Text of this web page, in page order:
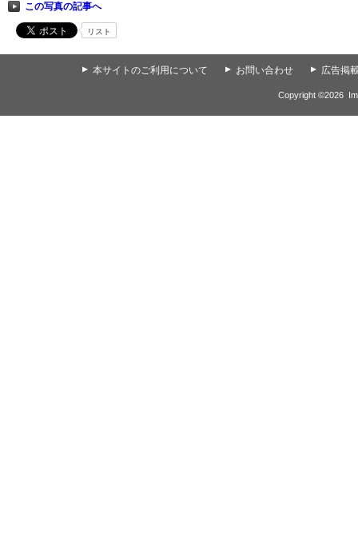
この写真の記事へ
リスト
▲ 本サイトのご利用について ▲ お問い合わせ ▲ 広告掲
Copyright ©2026